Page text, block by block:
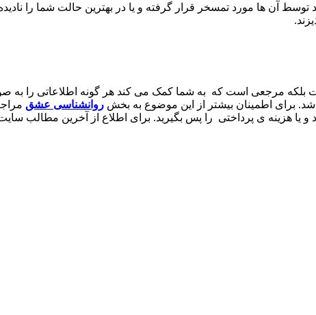
آن ها مورد تمسخر قرار گرفته و یا در بهترین حالت شما را
بلکه مرجعی است که به شما کمک می کند هر گونه اطلاعاتی را به
برای اطمینان بیشتر از این موضوع به بخش روانشناسی عشق
هزینه ی پرداختی را پس بگیرید. برای اطلاع از آخرین مطالب